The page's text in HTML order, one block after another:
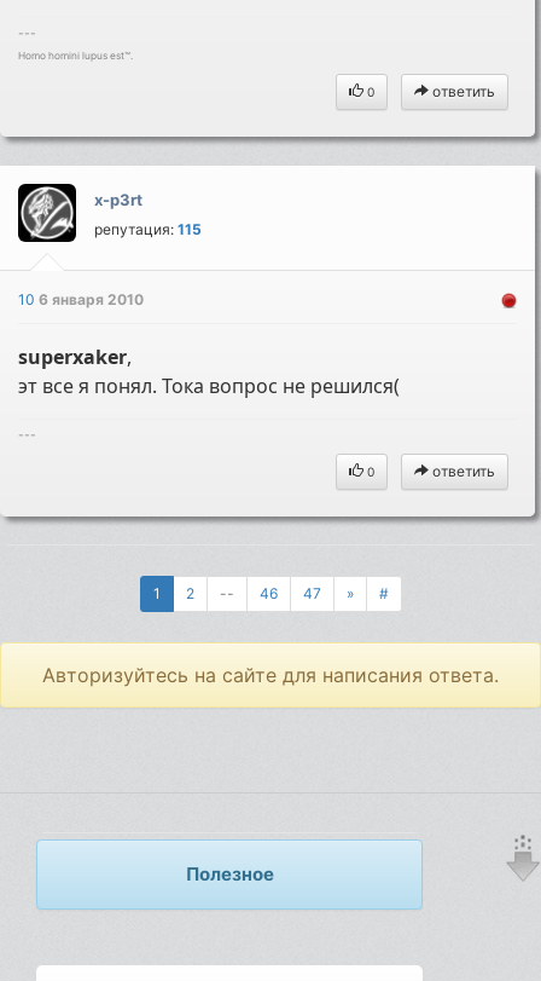
---
Homo homini lupus est™.
0 ответить
x-p3rt
репутация:115
106 января 2010
superxaker,
эт все я понял. Тока вопрос не решился(
---
0 ответить
1 2 -- 46 47 » #
Авторизуйтесь на сайте для написания ответа.
Полезное